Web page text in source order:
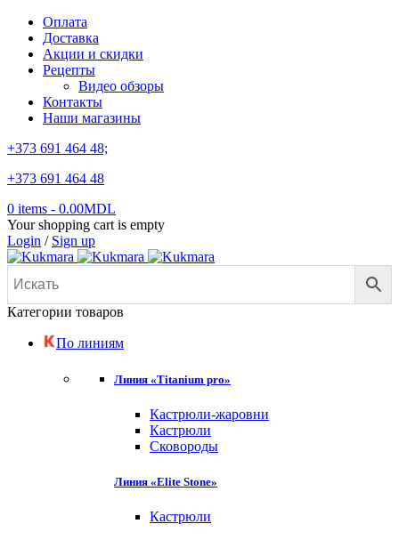
Оплата
Доставка
Акции и скидки
Рецепты
Видео обзоры
Контакты
Наши магазины
+373 691 464 48;
+373 691 464 48
0 items - 0.00MDL
Your shopping cart is empty
Login / Sign up
Категории товаров
По линиям
Линия «Titanium pro»
Кастрюли-жаровни
Кастрюли
Сковороды
Линия «Elite Stone»
Кастрюли